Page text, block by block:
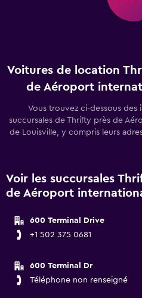
Voitures de location
de Aéroport
Vous trouvez ci-dessous des
succursales de Thrifty près de
de Louisville, y compris leurs
Voir les succursales
de Aéroport
600 Terminal Drive
+1 502 375 0681
600 Terminal Dr
Téléphone non renseigné